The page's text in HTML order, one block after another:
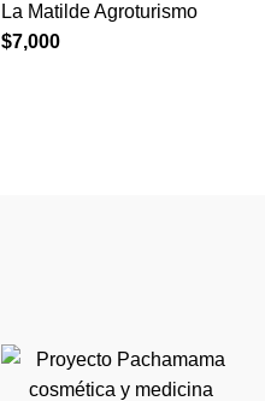
La Matilde Agroturismo
$7,000